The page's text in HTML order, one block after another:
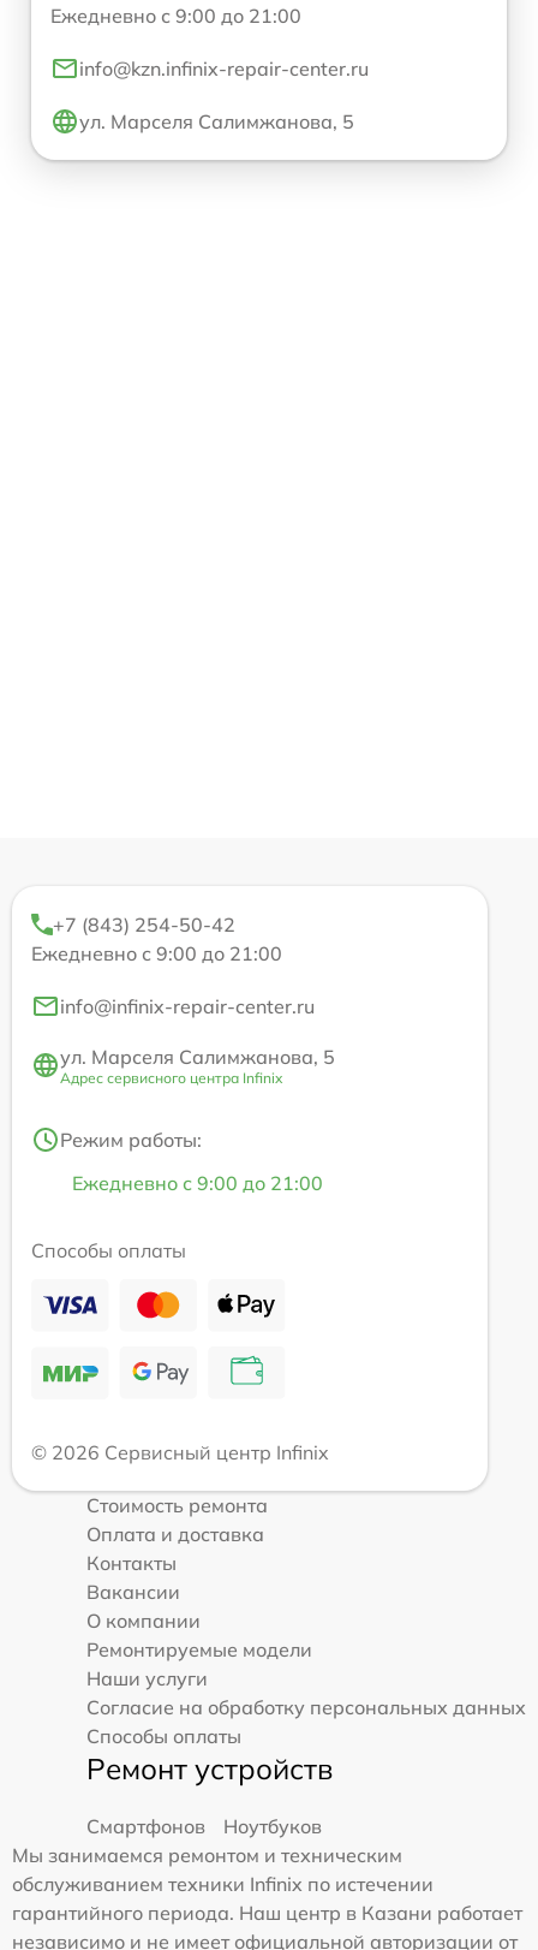
Ежедневно с 9:00 до 21:00
info@kzn.infinix-repair-center.ru
ул. Марселя Салимжанова, 5
+7 (843) 254-50-42
Ежедневно с 9:00 до 21:00
info@infinix-repair-center.ru
ул. Марселя Салимжанова, 5
Адрес сервисного центра Infinix
Режим работы:
Ежедневно с 9:00 до 21:00
Способы оплаты
© 2026 Сервисный центр Infinix
Стоимость ремонта
Оплата и доставка
Контакты
Вакансии
О компании
Ремонтируемые модели
Наши услуги
Согласие на обработку персональных данных
Способы оплаты
Ремонт устройств
Смартфонов
Ноутбуков
Мы занимаемся ремонтом и техническим
обслуживанием техники Infinix по истечении
гарантийного периода. Наш центр в Казани работает
независимо и не имеет официальной авторизации от